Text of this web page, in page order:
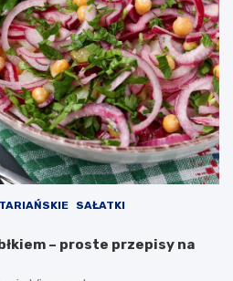
SAŁATKI
– proste przepisy na